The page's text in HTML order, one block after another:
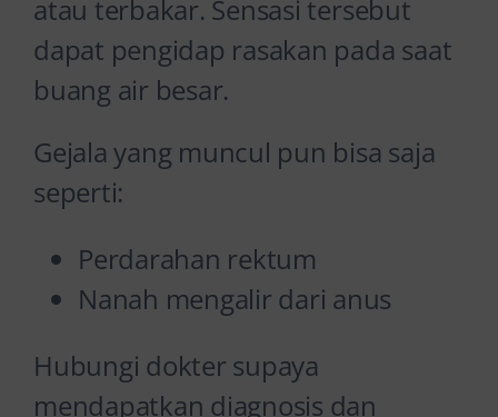
atau terbakar. Sensasi tersebut
dapat pengidap rasakan pada saat
buang air besar.
Gejala yang muncul pun bisa saja
seperti:
Perdarahan rektum
Nanah mengalir dari anus
Hubungi dokter supaya
mendapatkan diagnosis dan